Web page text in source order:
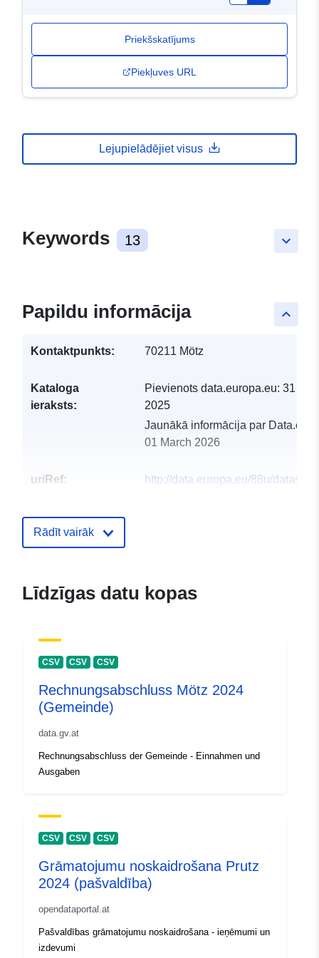
Priekšskatījums
Piekļuves URL
Lejupielādējiet visus
keyboard_arrow_down
Keywords 13
keyboard_arrow_up
Papildu informācija
Kontaktpunkts: 70211 Mötz
Kataloga
ieraksts:
Pievienots data.europa.eu: 31
2025
Jaunākā informācija par
01 March 2026
uriRef:
http://data.europa.eu/88u/
Rādīt vairāk
Līdzīgas datu kopas
CSV CSV CSV
Rechnungsabschluss Mötz 2024
(Gemeinde)
data.gv.at
Rechnungsabschluss der Gemeinde - Einnahmen und
Ausgaben
CSV CSV CSV
Grāmatojumu noskaidrošana Prutz
2024 (pašvaldība)
opendataportal.at
Pašvaldības grāmatojumu noskaidrošana - ieņēmumi un
izdevumi